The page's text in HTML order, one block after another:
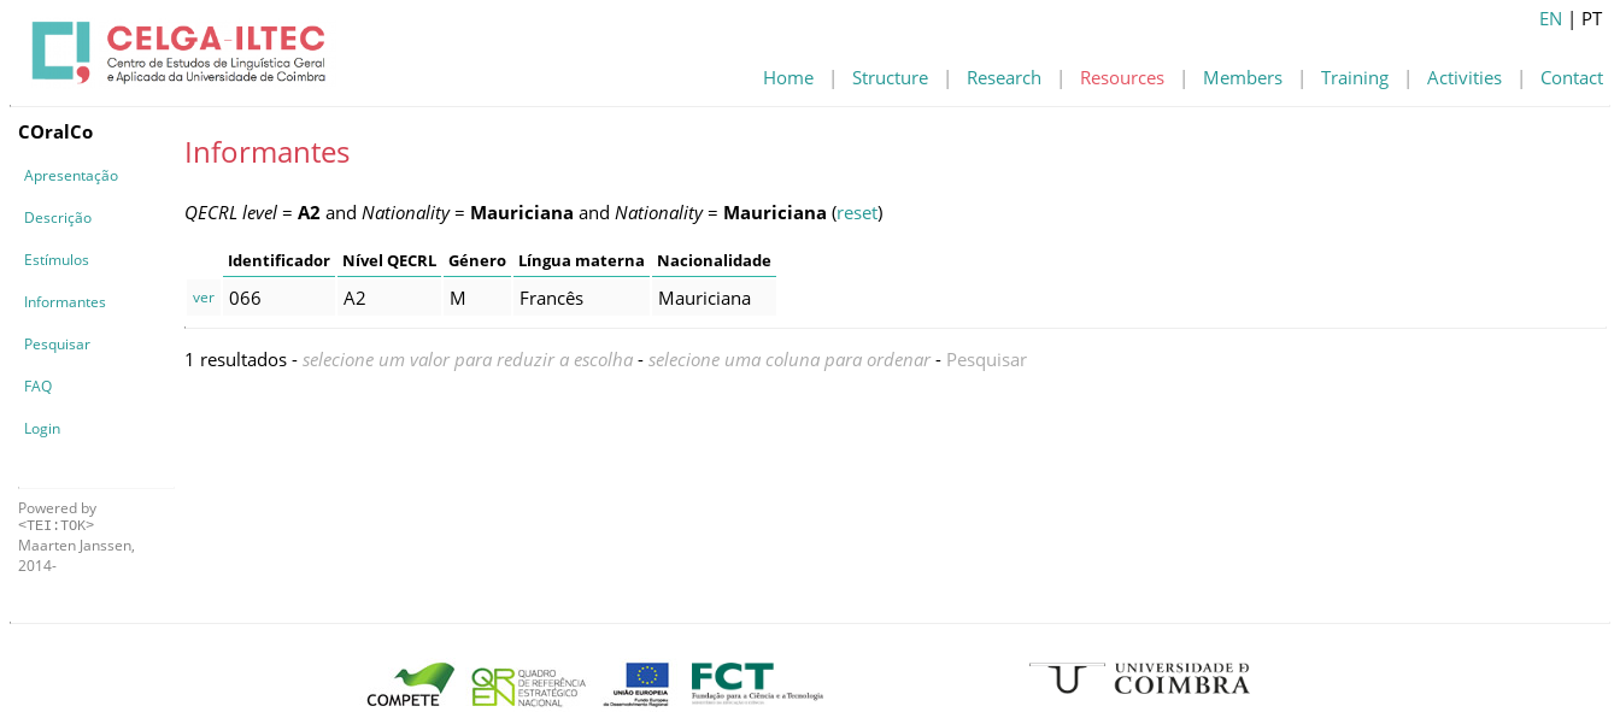
Home | Structure | Research | Resources | Members | Training | Activities | Contact
EN | PT
COralCo
Apresentação
Descrição
Estímulos
Informantes
Pesquisar
FAQ
Login
Powered by
<TEI:TOK>
Maarten Janssen,
2014-
Informantes
QECRL level = A2 and Nationality= Mauriciana and Nationality= Mauriciana (reset)
Identificador Nível QECRL Género Língua materna Nacionalidade
ver 066 A2 M Francês Mauriciana
1 resultados - selecione um valor para reduzir a escolha - selecione uma coluna para ordenar - Pesquisar